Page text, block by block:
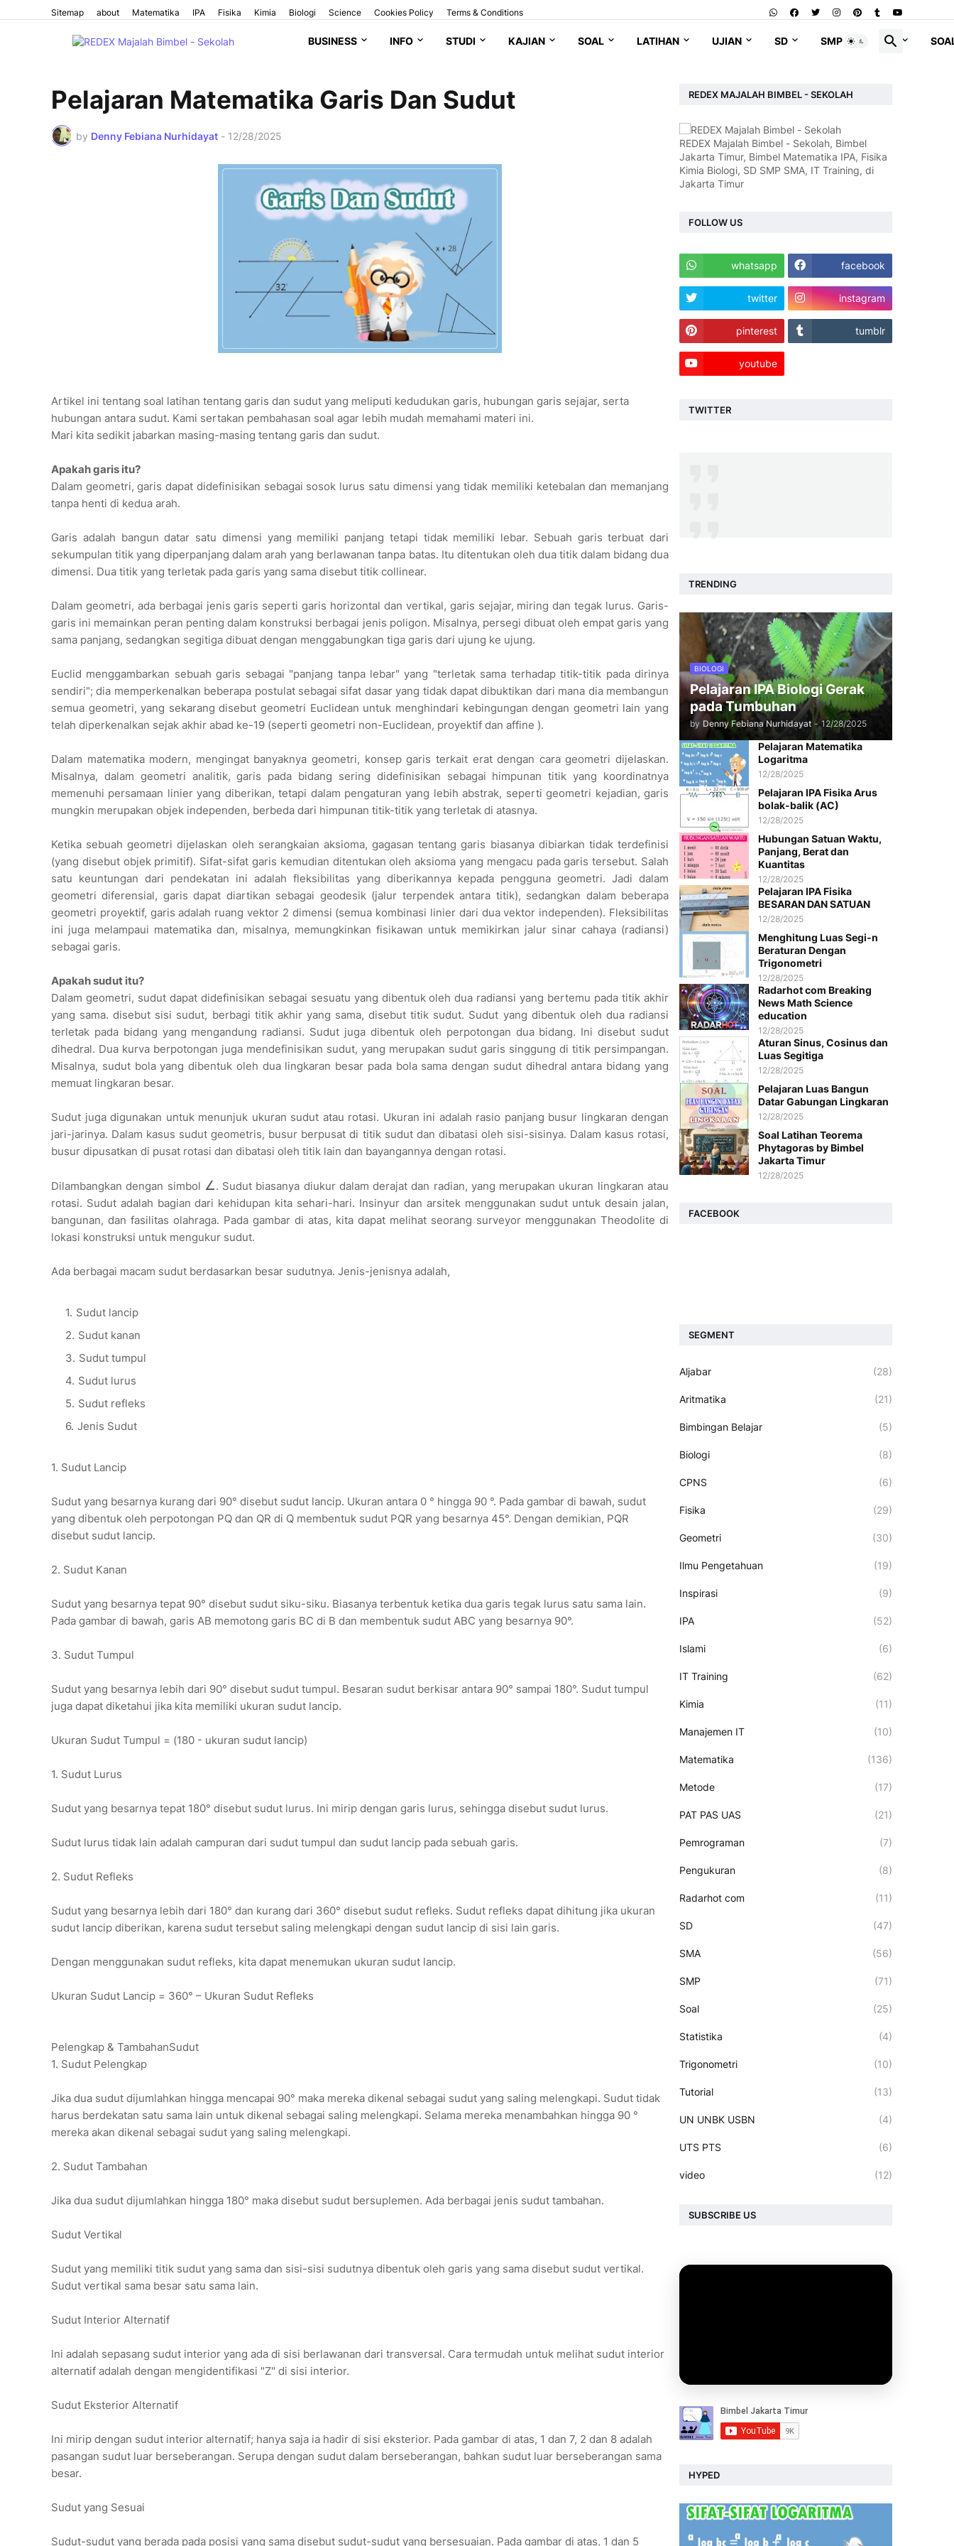
Sitemap about Matematika IPA Fisika Kimia Biologi Science Cookies Policy Terms & Conditions
BUSINESS INFO STUDI KAJIAN SOAL LATIHAN UJIAN SD SMP SMA
Pelajaran Matematika Garis Dan Sudut
by Denny Febiana Nurhidayat - 12/28/2025
Artikel ini tentang soal latihan tentang garis dan sudut yang meliputi kedudukan garis, hubungan garis sejajar, serta
hubungan antara sudut. Kami sertakan pembahasan soal agar lebih mudah memahami materi ini.
Mari kita sedikit jabarkan masing-masing tentang garis dan sudut.
Apakah garis itu?
Dalam geometri, garis dapat didefinisikan sebagai sosok lurus satu dimensi yang tidak memiliki ketebalan dan memanjang
tanpa henti di kedua arah.
Garis adalah bangun datar satu dimensi yang memiliki panjang tetapi tidak memiliki lebar. Sebuah garis terbuat dari
sekumpulan titik yang diperpanjang dalam arah yang berlawanan tanpa batas. Itu ditentukan oleh dua titik dalam bidang dua
dimensi. Dua titik yang terletak pada garis yang sama disebut titik collinear.
Dalam geometri, ada berbagai jenis garis seperti garis horizontal dan vertikal, garis sejajar, miring dan tegak lurus. Garis-
garis ini memainkan peran penting dalam konstruksi berbagai jenis poligon. Misalnya, persegi dibuat oleh empat garis yang
sama panjang, sedangkan segitiga dibuat dengan menggabungkan tiga garis dari ujung ke ujung.
Euclid menggambarkan sebuah garis sebagai "panjang tanpa lebar" yang "terletak sama terhadap titik-titik pada dirinya
sendiri"; dia memperkenalkan beberapa postulat sebagai sifat dasar yang tidak dapat dibuktikan dari mana dia membangun
semua geometri, yang sekarang disebut geometri Euclidean untuk menghindari kebingungan dengan geometri lain yang
telah diperkenalkan sejak akhir abad ke-19 (seperti geometri non-Euclidean, proyektif dan affine ).
Dalam matematika modern, mengingat banyaknya geometri, konsep garis terkait erat dengan cara geometri dijelaskan.
Misalnya, dalam geometri analitik, garis pada bidang sering didefinisikan sebagai himpunan titik yang koordinatnya
memenuhi persamaan linier yang diberikan, tetapi dalam pengaturan yang lebih abstrak, seperti geometri kejadian, garis
mungkin merupakan objek independen, berbeda dari himpunan titik-titik yang terletak di atasnya.
Ketika sebuah geometri dijelaskan oleh serangkaian aksioma, gagasan tentang garis biasanya dibiarkan tidak terdefinisi
(yang disebut objek primitif). Sifat-sifat garis kemudian ditentukan oleh aksioma yang mengacu pada garis tersebut. Salah
satu keuntungan dari pendekatan ini adalah fleksibilitas yang diberikannya kepada pengguna geometri. Jadi dalam
geometri diferensial, garis dapat diartikan sebagai geodesik (jalur terpendek antara titik), sedangkan dalam beberapa
geometri proyektif, garis adalah ruang vektor 2 dimensi (semua kombinasi linier dari dua vektor independen). Fleksibilitas
ini juga melampaui matematika dan, misalnya, memungkinkan fisikawan untuk memikirkan jalur sinar cahaya (radiansi)
sebagai garis.
Apakah sudut itu?
Dalam geometri, sudut dapat didefinisikan sebagai sesuatu yang dibentuk oleh dua radiansi yang bertemu pada titik akhir
yang sama. disebut sisi sudut, berbagi titik akhir yang sama, disebut titik sudut. Sudut yang dibentuk oleh dua radiansi
terletak pada bidang yang mengandung radiansi. Sudut juga dibentuk oleh perpotongan dua bidang. Ini disebut sudut
dihedral. Dua kurva berpotongan juga mendefinisikan sudut, yang merupakan sudut garis singgung di titik persimpangan.
Misalnya, sudut bola yang dibentuk oleh dua lingkaran besar pada bola sama dengan sudut dihedral antara bidang yang
memuat lingkaran besar.
Sudut juga digunakan untuk menunjuk ukuran sudut atau rotasi. Ukuran ini adalah rasio panjang busur lingkaran dengan
jari-jarinya. Dalam kasus sudut geometris, busur berpusat di titik sudut dan dibatasi oleh sisi-sisinya. Dalam kasus rotasi,
busur dipusatkan di pusat rotasi dan dibatasi oleh titik lain dan bayangannya dengan rotasi.
Dilambangkan dengan simbol ∠. Sudut biasanya diukur dalam derajat dan radian, yang merupakan ukuran lingkaran atau
rotasi. Sudut adalah bagian dari kehidupan kita sehari-hari. Insinyur dan arsitek menggunakan sudut untuk desain jalan,
bangunan, dan fasilitas olahraga. Pada gambar di atas, kita dapat melihat seorang surveyor menggunakan Theodolite di
lokasi konstruksi untuk mengukur sudut.
Ada berbagai macam sudut berdasarkan besar sudutnya. Jenis-jenisnya adalah,
Sudut lancip
Sudut kanan
Sudut tumpul
Sudut lurus
Sudut refleks
Jenis Sudut
1. Sudut Lancip
Sudut yang besarnya kurang dari 90° disebut sudut lancip. Ukuran antara 0 ° hingga 90 °. Pada gambar di bawah, sudut
yang dibentuk oleh perpotongan PQ dan QR di Q membentuk sudut PQR yang besarnya 45°. Dengan demikian, PQR
disebut sudut lancip.
2. Sudut Kanan
Sudut yang besarnya tepat 90° disebut sudut siku-siku. Biasanya terbentuk ketika dua garis tegak lurus satu sama lain.
Pada gambar di bawah, garis AB memotong garis BC di B dan membentuk sudut ABC yang besarnya 90°.
3. Sudut Tumpul
Sudut yang besarnya lebih dari 90° disebut sudut tumpul. Besaran sudut berkisar antara 90° sampai 180°. Sudut tumpul
juga dapat diketahui jika kita memiliki ukuran sudut lancip.
Ukuran Sudut Tumpul = (180 - ukuran sudut lancip)
1. Sudut Lurus
Sudut yang besarnya tepat 180° disebut sudut lurus. Ini mirip dengan garis lurus, sehingga disebut sudut lurus.
Sudut lurus tidak lain adalah campuran dari sudut tumpul dan sudut lancip pada sebuah garis.
2. Sudut Refleks
Sudut yang besarnya lebih dari 180° dan kurang dari 360° disebut sudut refleks. Sudut refleks dapat dihitung jika ukuran
sudut lancip diberikan, karena sudut tersebut saling melengkapi dengan sudut lancip di sisi lain garis.
Dengan menggunakan sudut refleks, kita dapat menemukan ukuran sudut lancip.
Ukuran Sudut Lancip = 360° – Ukuran Sudut Refleks
Pelengkap & TambahanSudut
1. Sudut Pelengkap
Jika dua sudut dijumlahkan hingga mencapai 90° maka mereka dikenal sebagai sudut yang saling melengkapi. Sudut tidak
harus berdekatan satu sama lain untuk dikenal sebagai saling melengkapi. Selama mereka menambahkan hingga 90 °
mereka akan dikenal sebagai sudut yang saling melengkapi.
2. Sudut Tambahan
Jika dua sudut dijumlahkan hingga 180° maka disebut sudut bersuplemen. Ada berbagai jenis sudut tambahan.
Sudut Vertikal
Sudut yang memiliki titik sudut yang sama dan sisi-sisi sudutnya dibentuk oleh garis yang sama disebut sudut vertikal.
Sudut vertikal sama besar satu sama lain.
Sudut Interior Alternatif
Ini adalah sepasang sudut interior yang ada di sisi berlawanan dari transversal. Cara termudah untuk melihat sudut interior
alternatif adalah dengan mengidentifikasi "Z" di sisi interior.
Sudut Eksterior Alternatif
Ini mirip dengan sudut interior alternatif; hanya saja ia hadir di sisi eksterior. Pada gambar di atas, 1 dan 7, 2 dan 8 adalah
pasangan sudut luar berseberangan. Serupa dengan sudut dalam berseberangan, bahkan sudut luar berseberangan sama
besar.
Sudut yang Sesuai
Sudut-sudut yang berada pada posisi yang sama disebut sudut-sudut yang bersesuaian. Pada gambar di atas, 1 dan 5
REDEX MAJALAH BIMBEL - SEKOLAH
REDEX Majalah Bimbel - Sekolah, Bimbel
Jakarta Timur, Bimbel Matematika IPA, Fisika
Kimia Biologi, SD SMP SMA, IT Training, di
Jakarta Timur
FOLLOW US
whatsapp facebook
twitter instagram
pinterest tumblr
youtube
TWITTER
TRENDING
BIOLOGI
Pelajaran IPA Biologi Gerak
pada Tumbuhan
by Denny Febiana Nurhidayat - 12/28/2025
Pelajaran Matematika
Logaritma
12/28/2025
Pelajaran IPA Fisika Arus
bolak-balik (AC)
12/28/2025
Hubungan Satuan Waktu,
Panjang, Berat dan
Kuantitas
12/28/2025
Pelajaran IPA Fisika
BESARAN DAN SATUAN
12/28/2025
Menghitung Luas Segi-n
Beraturan Dengan
Trigonometri
12/28/2025
Radarhot com Breaking
News Math Science
education
12/28/2025
Aturan Sinus, Cosinus dan
Luas Segitiga
12/28/2025
Pelajaran Luas Bangun
Datar Gabungan Lingkaran
12/28/2025
Soal Latihan Teorema
Phytagoras by Bimbel
Jakarta Timur
12/28/2025
FACEBOOK
SEGMENT
Aljabar (28)
Aritmatika (21)
Bimbingan Belajar (5)
Biologi (8)
CPNS (6)
Fisika (29)
Geometri (30)
Ilmu Pengetahuan (19)
Inspirasi (9)
IPA (52)
Islami (6)
IT Training (62)
Kimia (11)
Manajemen IT (10)
Matematika (136)
Metode (17)
PAT PAS UAS (21)
Pemrograman (7)
Pengukuran (8)
Radarhot com (11)
SD (47)
SMA (56)
SMP (71)
Soal (25)
Statistika (4)
Trigonometri (10)
Tutorial (13)
UN UNBK USBN (4)
UTS PTS (6)
video (12)
SUBSCRIBE US
HYPED